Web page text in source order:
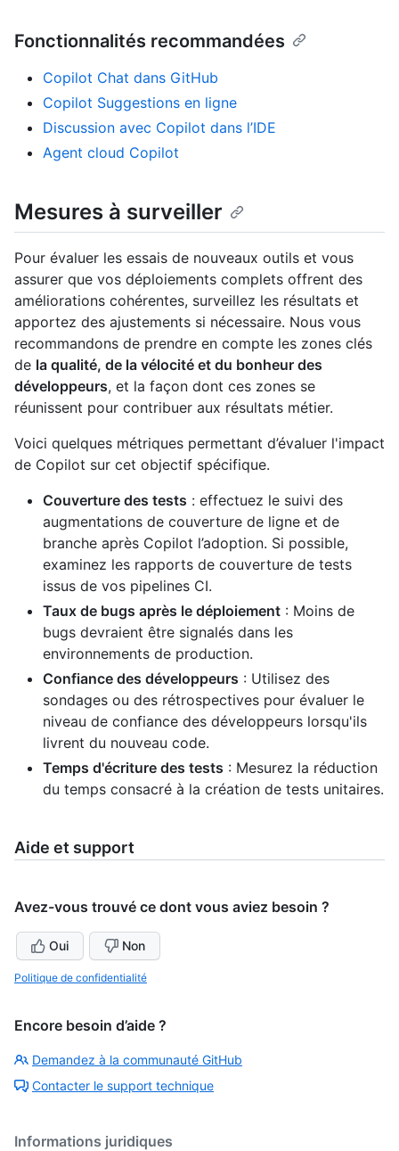
Fonctionnalités recommandées
Copilot Chat dans GitHub
Copilot Suggestions en ligne
Discussion avec Copilot dans l’IDE
Agent cloud Copilot
Mesures à surveiller
Pour évaluer les essais de nouveaux outils et vous
assurer que vos déploiements complets offrent des
améliorations cohérentes, surveillez les résultats et
apportez des ajustements si nécessaire. Nous vous
recommandons de prendre en compte les zones clés
de la qualité, de la vélocité et du bonheur des
développeurs, et la façon dont ces zones se
réunissent pour contribuer aux résultats métier.
Voici quelques métriques permettant d’évaluer l'impact
de Copilot sur cet objectif spécifique.
Couverture des tests : effectuez le suivi des
augmentations de couverture de ligne et de
branche après Copilot l’adoption. Si possible,
examinez les rapports de couverture de tests
issus de vos pipelines CI.
Taux de bugs après le déploiement : Moins de
bugs devraient être signalés dans les
environnements de production.
Confiance des développeurs : Utilisez des
sondages ou des rétrospectives pour évaluer le
niveau de confiance des développeurs lorsqu'ils
livrent du nouveau code.
Temps d'écriture des tests : Mesurez la réduction
du temps consacré à la création de tests unitaires.
Aide et support
Avez-vous trouvé ce dont vous aviez besoin ?
Oui Non
Politique de confidentialité
Encore besoin d’aide ?
Demandez à la communauté GitHub
Contacter le support technique
Informations juridiques